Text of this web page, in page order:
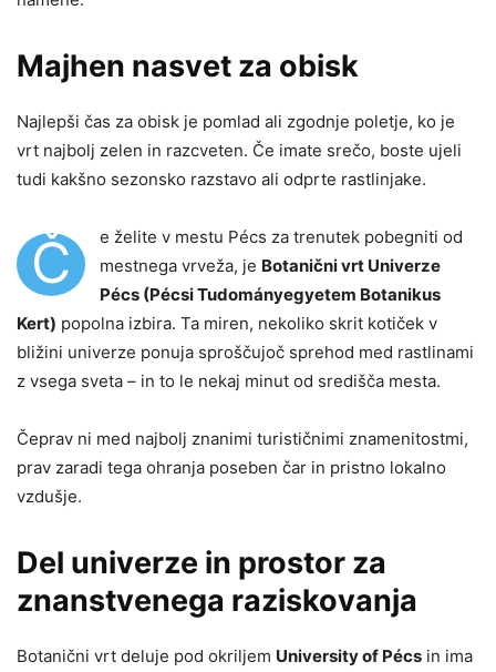
Majhen nasvet za obisk
Najlepši čas za obisk je pomlad ali zgodnje poletje, ko je
vrt najbolj zelen in razcveten. Če imate srečo, boste ujeli
tudi kakšno sezonsko razstavo ali odprte rastlinjake.
Č
e želite v mestu Pécs za trenutek pobegniti od
mestnega vrveža, je Botanični vrt Univerze
Pécs (Pécsi Tudományegyetem Botanikus
Kert) popolna izbira. Ta miren, nekoliko skrit kotiček v
bližini univerze ponuja sproščujoč sprehod med rastlinami
z vsega sveta – in to le nekaj minut od središča mesta.
Čeprav ni med najbolj znanimi turističnimi znamenitostmi,
prav zaradi tega ohranja poseben čar in pristno lokalno
vzdušje.
Del univerze in prostor za
znanstvenega raziskovanja
Botanični vrt deluje pod okriljem University of Pécs in ima